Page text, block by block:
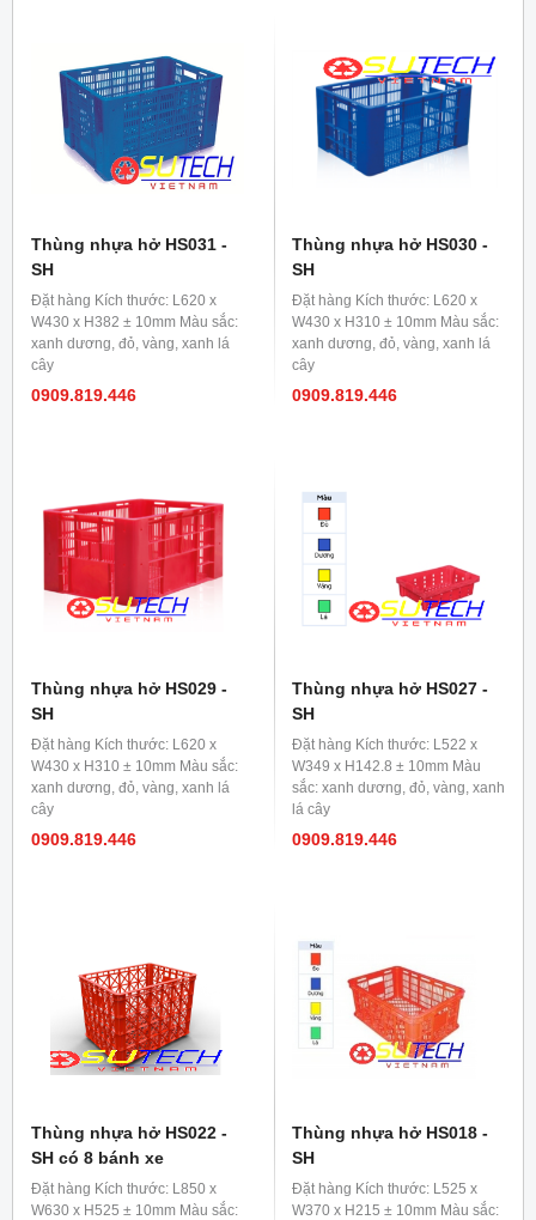
Thùng nhựa hở HS031 -
SH
Đặt hàng Kích thước: L620 x
W430 x H382 ± 10mm Màu sắc:
xanh dương, đỏ, vàng, xanh lá
cây
0909.819.446
Thùng nhựa hở HS030 -
SH
Đặt hàng Kích thước: L620 x
W430 x H310 ± 10mm Màu sắc:
xanh dương, đỏ, vàng, xanh lá
cây
0909.819.446
Thùng nhựa hở HS029 -
SH
Đặt hàng Kích thước: L620 x
W430 x H310 ± 10mm Màu sắc:
xanh dương, đỏ, vàng, xanh lá
cây
0909.819.446
Thùng nhựa hở HS027 -
SH
Đặt hàng Kích thước: L522 x
W349 x H142.8 ± 10mm Màu
sắc: xanh dương, đỏ, vàng, xanh
lá cây
0909.819.446
Thùng nhựa hở HS022 -
SH có 8 bánh xe
Đặt hàng Kích thước: L850 x
W630 x H525 ± 10mm Màu sắc:
Thùng nhựa hở HS018 -
SH
Đặt hàng Kích thước: L525 x
W370 x H215 ± 10mm Màu sắc: